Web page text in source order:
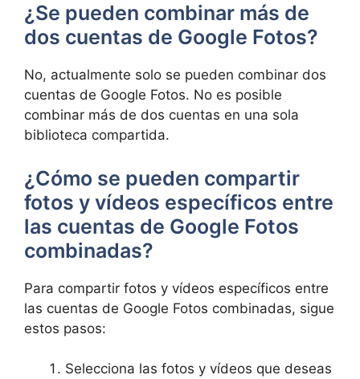
¿Se⁢ pueden combinar más de
dos ⁤cuentas‌ de Google Fotos?
No, actualmente solo se pueden combinar ⁤dos
cuentas ⁤de Google Fotos. No es posible
combinar más de dos cuentas en una sola
‍biblioteca compartida.
¿Cómo se pueden compartir
fotos y vídeos específicos entre
las⁤ cuentas‍ de Google​ Fotos
combinadas?
Para compartir fotos y vídeos específicos⁤ entre
las cuentas de‌ Google Fotos combinadas, sigue
estos pasos:
Selecciona las fotos y‌ vídeos que deseas